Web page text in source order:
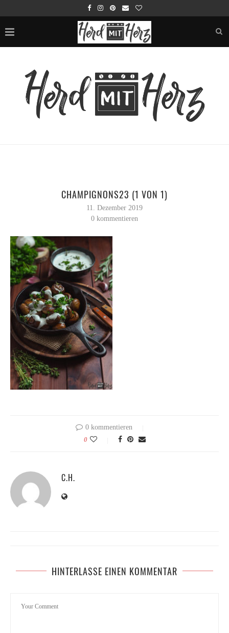
CHAMPIGNONS23 (1 VON 1)
11. Dezember 2019
0 kommentieren
0 kommentieren
0
C.H.
HINTERLASSE EINEN KOMMENTAR